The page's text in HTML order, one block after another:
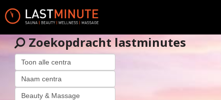
Zoekopdracht lastminutes